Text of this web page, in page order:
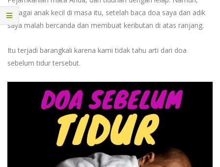
sebagai anak kecil di masa itu, setelah baca doa saya dan adik
saya malah bercanda dan membuat keributan di atas ranjang.
Itu terjadi barangkali karena kami tidak tahu arti dari doa
sebelum tidur tersebut.